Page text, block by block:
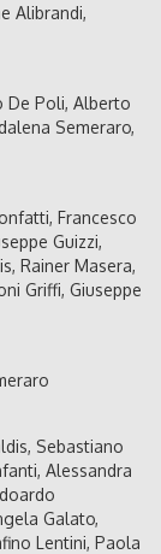
Alibrandi,
De Poli, Alberto
Semeraro,
Francesco
Guizzi,
Rainer Masera,
Griffi, Giuseppe
Sebastiano
Alessandra
Galato,
Lentini, Paola